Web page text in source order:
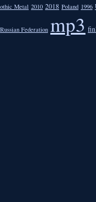
Metal 2010 2018 Poland 1996
Russian Federation mp3